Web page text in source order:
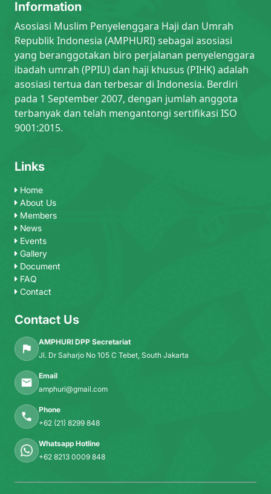
Information
Asosiasi Muslim Penyelenggara Haji dan Umrah
Republik Indonesia (AMPHURI) sebagai asosiasi
yang beranggotakan biro perjalanan penyelenggara
ibadah umrah (PPIU) dan haji khusus (PIHK) adalah
asosiasi tertua dan terbesar di Indonesia. Berdiri
pada 1 September 2007, dengan jumlah anggota
terbanyak dan telah mengantongi sertifikasi ISO
9001:2015.
Links
Home
About Us
Members
News
Events
Gallery
Document
FAQ
Contact
Contact Us
AMPHURI DPP Secretariat
Jl. Dr Saharjo No 105 C Tebet, South Jakarta
Email
amphuri@gmail.com
Phone
+62 (21) 8299 848
Whatsapp Hotline
+62 8213 0009 848